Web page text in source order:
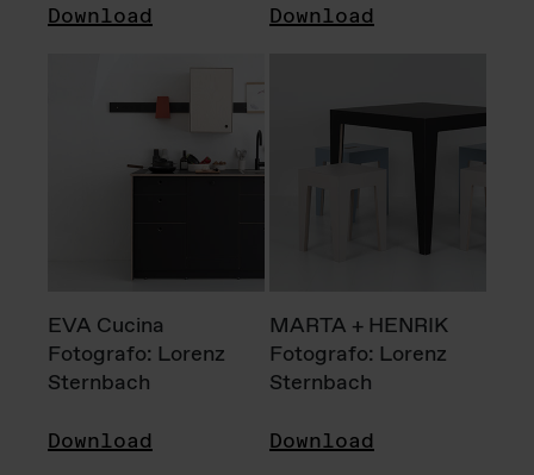
Download Download
EVA Cucina
Fotografo: Lorenz
Sternbach
Download
MARTA + HENRIK
Fotografo: Lorenz
Sternbach
Download